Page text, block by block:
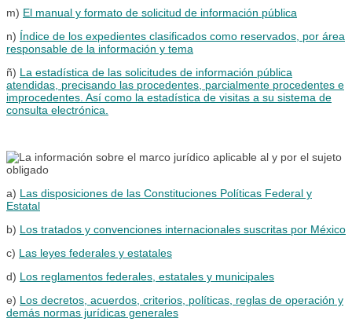
m) El manual y formato de solicitud de información pública
n) Índice de los expedientes clasificados como reservados, por área
responsable de la información y tema
ñ) La estadística de las solicitudes de información pública
atendidas, precisando las procedentes, parcialmente procedentes e
improcedentes. Así como la estadística de visitas a su sistema de
consulta electrónica.
a) Las disposiciones de las Constituciones Políticas Federal y
Estatal
b) Los tratados y convenciones internacionales suscritas por México
c) Las leyes federales y estatales
d) Los reglamentos federales, estatales y municipales
e) Los decretos, acuerdos, criterios, políticas, reglas de operación y
demás normas jurídicas generales